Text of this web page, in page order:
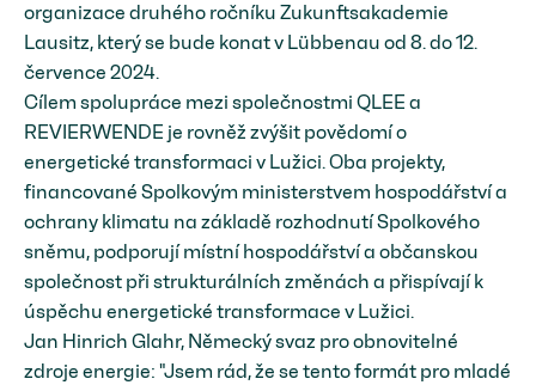
organizace druhého ročníku Zukunftsakademie
Lausitz, který se bude konat v Lübbenau od 8. do 12.
července 2024.
Cílem spolupráce mezi společnostmi QLEE a
REVIERWENDE je rovněž zvýšit povědomí o
energetické transformaci v Lužici. Oba projekty,
financované Spolkovým ministerstvem hospodářství a
ochrany klimatu na základě rozhodnutí Spolkového
sněmu, podporují místní hospodářství a občanskou
společnost při strukturálních změnách a přispívají k
úspěchu energetické transformace v Lužici.
Jan Hinrich Glahr, Německý svaz pro obnovitelné
zdroje energie: "Jsem rád, že se tento formát pro mladé